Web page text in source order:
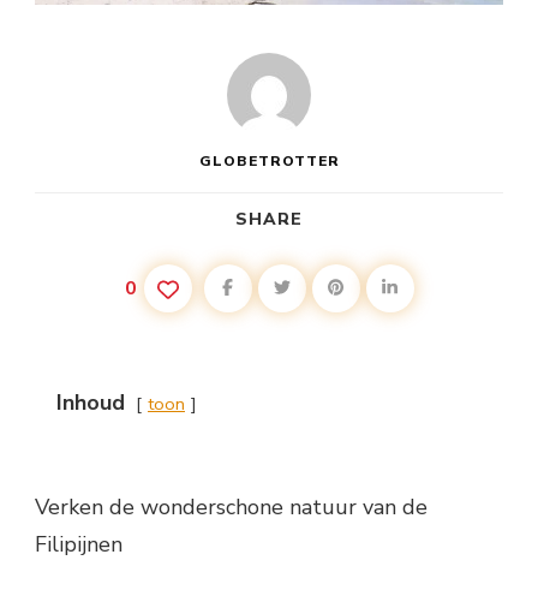
GLOBETROTTER
SHARE
0
Inhoud toon
Verken de wonderschone natuur van de
Filipijnen